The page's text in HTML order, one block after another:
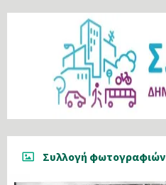
Συλλογή φωτογραφιών